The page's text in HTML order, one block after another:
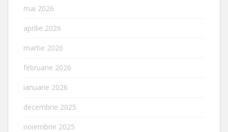
mai 2026
aprilie 2026
martie 2026
februarie 2026
ianuarie 2026
decembrie 2025
noiembrie 2025